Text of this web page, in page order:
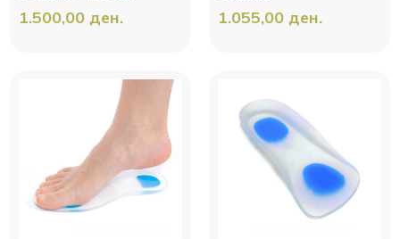
1.500,00 ден. 1.055,00 ден.